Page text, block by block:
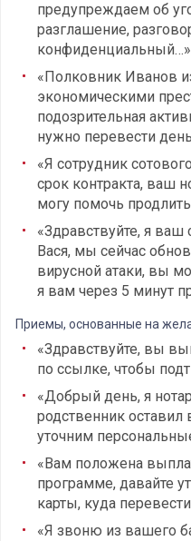
предупреждаем об
разглашение,
конфиденциальный…»
«Полковник Иванов
экономическими
подозрительная
нужно перевести
«Я сотрудник
срок контракта, ваш
могу помочь
«Здравствуйте, я
Вася, мы сейчас
вирусной атаки, вы
я вам через 5 минут
Приемы, основанные на
«Здравствуйте, вы
по ссылке, чтобы
«Добрый день, я
родственник оставил
уточним
«Вам положена
программе, давайте
карты, куда
«Я звоню из вашего